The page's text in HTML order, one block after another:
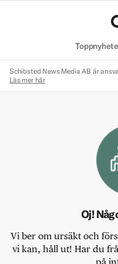
Schibsted News Media AB är
Läs mer här
Oj!
Vi ber om ursäkt och
vi kan, håll ut! Har du